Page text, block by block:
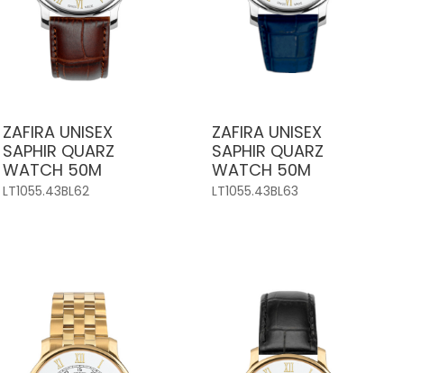
ZAFIRA UNISEX
SAPHIR QUARZ
WATCH 50M
LT1055.43BL62
ZAFIRA UNISEX
SAPHIR QUARZ
WATCH 50M
LT1055.43BL63